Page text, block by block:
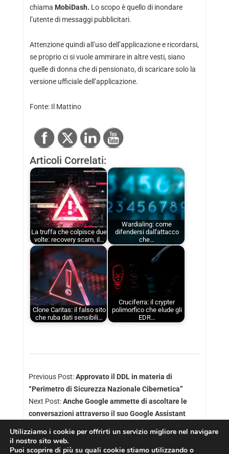
chiama MobiDash. Lo scopo è quello di inondare
l’utente di messaggi pubblicitari.
Attenzione quindi all’uso dell’applicazione e ricordarsi,
se proprio ci si vuole ammirare in altre vesti, siano
quelle di donna che di pensionato, di scaricare solo la
versione ufficiale dell’applicazione.
Fonte: Il Mattino
Articoli Correlati:
La truffa che colpisce due
volte: recovery scam, il…
Wardialing: come
difendersi dall'attacco
che…
Clone Caritas: il falso sito
che ruba dati sensibili…
Cruciferra: il crypter
polimorfico che elude gli
EDR…
Previous Post:Approvato il DDL in materia di
“Perimetro di Sicurezza Nazionale Cibernetica”
Next Post:Anche Google ammette di ascoltare le
conversazioni attraverso il suo Google Assistant
Utilizziamo i cookie per offrirti un servizio migliore nel navigare
il nostro sito web.
Puoi scoprire di più su quali cookie stiamo utilizzando o